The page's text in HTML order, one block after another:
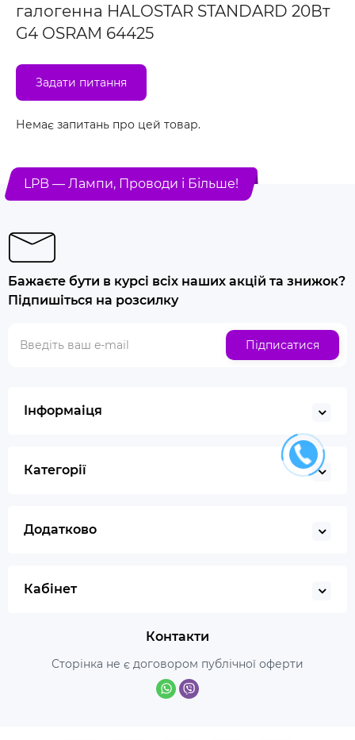
галогенна HALOSTAR STANDARD 20Вт
G4 OSRAM 64425
Задати питання
Немає запитань про цей товар.
LPB — Лампи, Проводи і Більше!
Бажаєте бути в курсі всіх наших акцій та знижок?
Підпишіться на розсилку
Підписатися
Інформаіця
Категорії
Додатково
Кабінет
Контакти
Сторінка не є договором публічної оферти